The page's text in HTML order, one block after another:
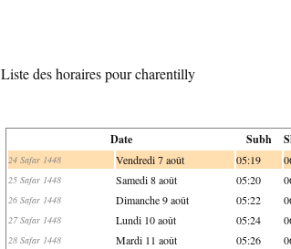
Liste des horaires pour charentilly
Date Subh
24 Safar 1448 Vendredi 7 août 05:19
25 Safar 1448 Samedi 8 août 05:20
26 Safar 1448 Dimanche 9 août 05:22
27 Safar 1448 Lundi 10 août 05:24
28 Safar 1448 Mardi 11 août 05:26